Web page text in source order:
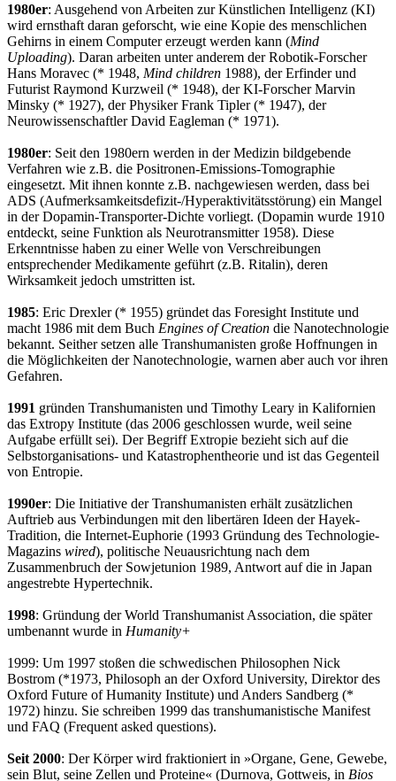
1980er: Ausgehend von Arbeiten zur Künstlichen Intelligenz (KI)
wird ernsthaft daran geforscht, wie eine Kopie des menschlichen
Gehirns in einem Computer erzeugt werden kann (Mind
Uploading). Daran arbeiten unter anderem der Robotik-Forscher
Hans Moravec (* 1948, Mind children 1988), der Erfinder und
Futurist Raymond Kurzweil (* 1948), der KI-Forscher Marvin
Minsky (* 1927), der Physiker Frank Tipler (* 1947), der
Neurowissenschaftler David Eagleman (* 1971).
1980er: Seit den 1980ern werden in der Medizin bildgebende
Verfahren wie z.B. die Positronen-Emissions-Tomographie
eingesetzt. Mit ihnen konnte z.B. nachgewiesen werden, dass bei
ADS (Aufmerksamkeitsdefizit-/Hyperaktivitätsstörung) ein Mangel
in der Dopamin-Transporter-Dichte vorliegt. (Dopamin wurde 1910
entdeckt, seine Funktion als Neurotransmitter 1958). Diese
Erkenntnisse haben zu einer Welle von Verschreibungen
entsprechender Medikamente geführt (z.B. Ritalin), deren
Wirksamkeit jedoch umstritten ist.
1985: Eric Drexler (* 1955) gründet das Foresight Institute und
macht 1986 mit dem Buch Engines of Creation die Nanotechnologie
bekannt. Seither setzen alle Transhumanisten große Hoffnungen in
die Möglichkeiten der Nanotechnologie, warnen aber auch vor ihren
Gefahren.
1991 gründen Transhumanisten und Timothy Leary in Kalifornien
das Extropy Institute (das 2006 geschlossen wurde, weil seine
Aufgabe erfüllt sei). Der Begriff Extropie bezieht sich auf die
Selbstorganisations- und Katastrophentheorie und ist das Gegenteil
von Entropie.
1990er: Die Initiative der Transhumanisten erhält zusätzlichen
Auftrieb aus Verbindungen mit den libertären Ideen der Hayek-
Tradition, die Internet-Euphorie (1993 Gründung des Technologie-
Magazins wired), politische Neuausrichtung nach dem
Zusammenbruch der Sowjetunion 1989, Antwort auf die in Japan
angestrebte Hypertechnik.
1998: Gründung der World Transhumanist Association, die später
umbenannt wurde in Humanity+
1999: Um 1997 stoßen die schwedischen Philosophen Nick
Bostrom (*1973, Philosoph an der Oxford University, Direktor des
Oxford Future of Humanity Institute) und Anders Sandberg (*
1972) hinzu. Sie schreiben 1999 das transhumanistische Manifest
und FAQ (Frequent asked questions).
Seit 2000: Der Körper wird fraktioniert in »Organe, Gene, Gewebe,
sein Blut, seine Zellen und Proteine« (Durnova, Gottweis, in Bios